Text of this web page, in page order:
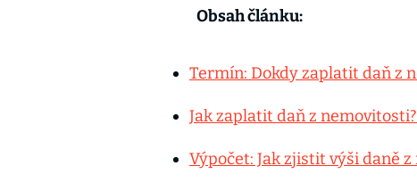
Obsah článku:
Termín: Dokdy zaplatit daň z
Jak zaplatit daň z nemovitosti?
Výpočet: Jak zjistit výši daně